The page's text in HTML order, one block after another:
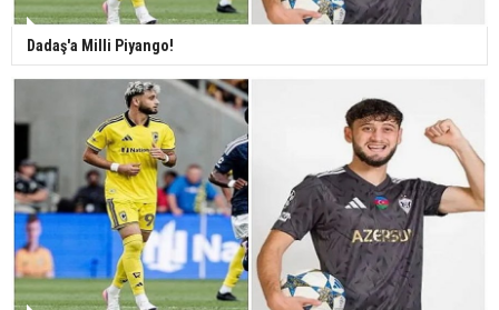
Dadaş'a Milli Piyango!